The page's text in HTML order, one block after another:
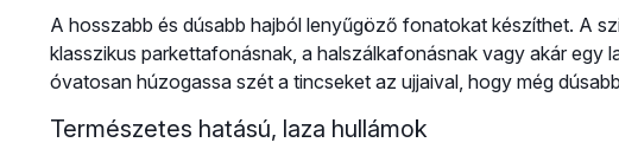
A hosszabb és dúsabb hajból lenyűgöző fonatokat készíthet. A
klasszikus parkettafonásnak, a halszálkafonásnak vagy akár egy
óvatosan húzogassa szét a tincseket az ujjaival, hogy még
Természetes hatású, laza hullámok